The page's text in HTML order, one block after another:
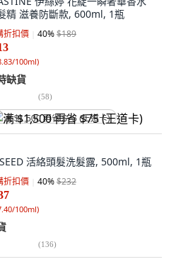
精 滋養防斷款, 600ml, 1瓶
折扣價 40%$189
100ml)
缺貨
(58)
满 $1,500 再省 $75 (王道卡)
活絡頭髮洗髮露, 500ml, 1瓶
折扣價 40%$232
100ml)
(136)